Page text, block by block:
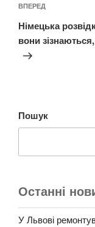
Наступний
запис
ВПЕРЕД
Німецька
вони
Пошук
Останні
У Львові